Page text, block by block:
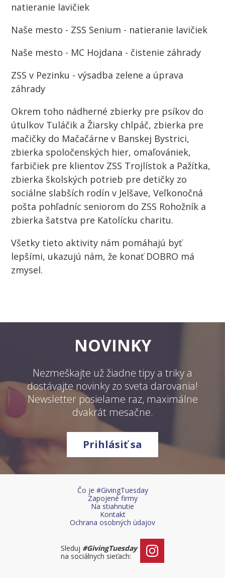
natieranie lavičiek
Naše mesto - ZSS Senium - natieranie lavičiek
Naše mesto - MC Hojdana - čistenie záhrady
ZSS v Pezinku - výsadba zelene a úprava
záhrady
Okrem toho nádherné zbierky pre psíkov do
útulkov Tuláčik a Žiarsky chlpáč, zbierka pre
mačičky do Mačačárne v Banskej Bystrici,
zbierka spoločenských hier, omaľovániek,
farbičiek pre klientov ZSS Trojlístok a Pažítka,
zbierka školských potrieb pre detičky zo
sociálne slabších rodín v Jelšave, Veľkonočná
pošta pohľadníc seniorom do ZSS Rohožník a
zbierka šatstva pre Katolícku charitu.
Všetky tieto aktivity nám pomáhajú byť
lepšími, ukazujú nám, že konať DOBRO má
zmysel.
NOVINKY
Nezmeškajte už žiadne tipy a triky a
dostávajte novinky zo sveta darovania!
Newsletter posielame raz, maximálne
dvakrát mesačne.
Prihlásiť sa
Čo je #GivingTuesday
Zapojené firmy
Na stiahnutie
Kontakt
Ochrana osobných údajov
Sleduj #GivingTuesday
na sociálnych sieťach: